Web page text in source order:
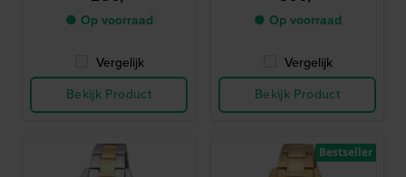
● Op voorraad
Vergelijk
Bekijk Product
● Op voorraad
Vergelijk
Bekijk Product
Bestseller